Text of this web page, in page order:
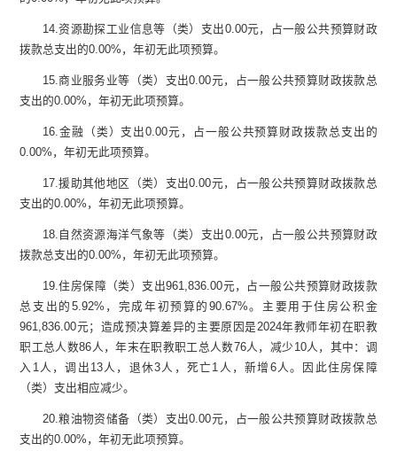
14.资源勘探工业信息等（类）支出0.00元，占一般公共预算财政
拨款总支出的0.00% ，年初无此项预算。
15.商业服务业等（类）支出0.00元，占一般公共预算财政拨款总
支出的0.00% ，年初无此项预算。
16.金融（类）支出0.00元 ，占一般公共预算财政拨款总支出的
0.00% ，年初无此项预算。
17.援助其他地区（类）支出0.00元，占一般公共预算财政拨款总
支出的0.00% ，年初无此项预算。
18. 自然资源海洋气象等（类）支出0.00元，占一般公共预算财政
拨款总支出的0.00% ，年初无此项预算。
19.住房保障（类）支出961,836.00元，占一般公共预算财政拨款
总支出的 5.92% ，完成年初预算的 90.67%。主要用于住房公积金
961,836.00元； 造成预决算差异的主要原因是2024年教师年初在职教
职工总人数86人，年末在职教职工总人数76人，减少 10人，其中：调
入 1人，调出 13人，退休3人，死亡 1 人，新增 6人。因此住房保障
（类）支出相应减少。
20.粮油物资储备（类）支出0.00元，占一般公共预算财政拨款总
支出的0.00% ，年初无此项预算。